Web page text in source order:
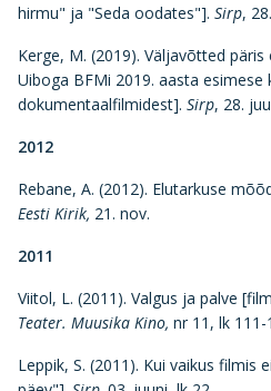
hirmu" ja "Seda oodates"]. Sirp,
Kerge, M. (2019). Väljavõtted
Uiboga BFMi 2019. aasta esimese
dokumentaalfilmidest]. Sirp, 28.
2012
Rebane, A. (2012). Elutarkuse
Eesti Kirik, 21. nov.
2011
Viitol, L. (2011). Valgus ja palve
Teater. Muusika Kino, nr 11, lk 111-
Leppik, S. (2011). Kui vaikus filmis